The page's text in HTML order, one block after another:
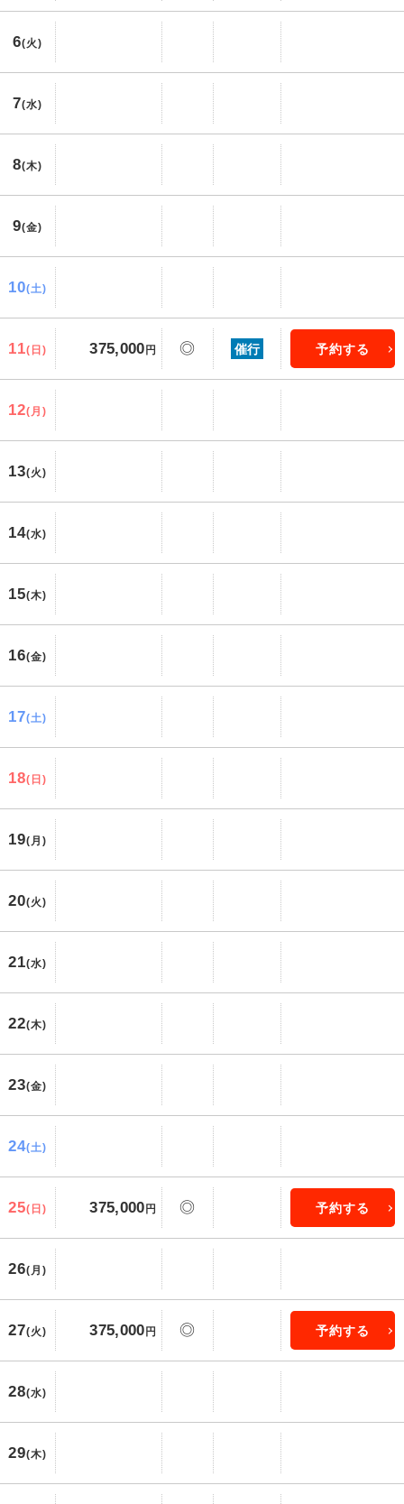
6(火)
7(水)
8(木)
9(金)
10(土)
11(日) 375,000 円 ◎ 催行 予約する
12(月)
13(火)
14(水)
15(木)
16(金)
17(土)
18(日)
19(月)
20(火)
21(水)
22(木)
23(金)
24(土)
25(日) 375,000 円 ◎ 予約する
26(月)
27(火) 375,000 円 ◎ 予約する
28(水)
29(木)